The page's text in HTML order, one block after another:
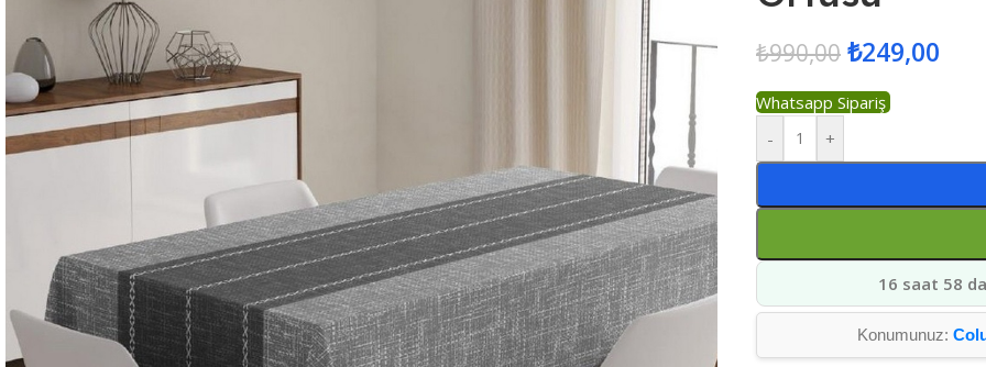
₺990,00 ₺249,00
Whatsapp Sipariş
-
+
16 saat 58
Konumunuz: